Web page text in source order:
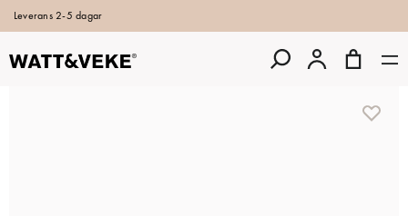
Leverans 2-5 dagar